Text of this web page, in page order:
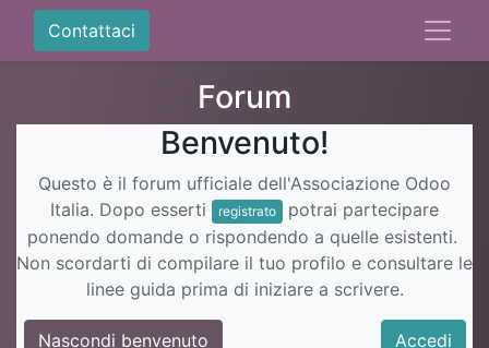
Contattaci
Forum
Benvenuto!
Questo è il forum ufficiale dell'Associazione Odoo
Italia. Dopo esserti
registrato
potrai partecipare
ponendo domande o rispondendo a quelle esistenti.
Non scordarti di compilare il tuo profilo e consultare le
linee guida prima di iniziare a scrivere.
Nascondi benvenuto
Accedi